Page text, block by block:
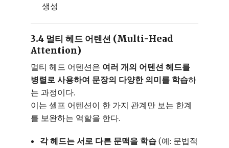
생성
3.4 멀티 헤드 어텐션 (Multi-Head
Attention)
멀티 헤드 어텐션은 여러 개의 어텐션 헤드를
병렬로 사용하여 문장의 다양한 의미를 학습하
는 과정이다.
이는 셀프 어텐션이 한 가지 관계만 보는 한계
를 보완하는 역할을 한다.
각 헤드는 서로 다른 문맥을 학습(예: 문법적